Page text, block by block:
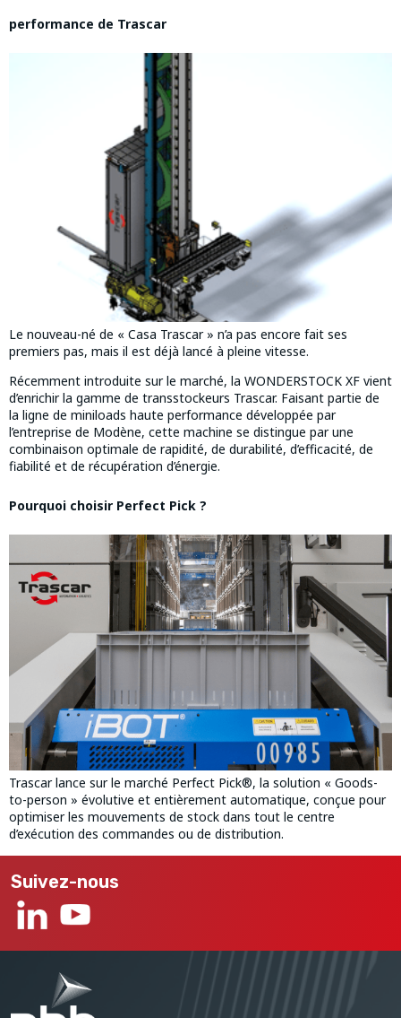
performance de Trascar
Le nouveau-né de « Casa Trascar » n’a pas encore fait ses
premiers pas, mais il est déjà lancé à pleine vitesse.
Récemment introduite sur le marché, la WONDERSTOCK XF vient
d’enrichir la gamme de transstockeurs Trascar. Faisant partie de
la ligne de miniloads haute performance développée par
l’entreprise de Modène, cette machine se distingue par une
combinaison optimale de rapidité, de durabilité, d’efficacité, de
fiabilité et de récupération d’énergie.
Pourquoi choisir Perfect Pick ?
Trascar lance sur le marché Perfect Pick®, la solution « Goods-
to-person » évolutive et entièrement automatique, conçue pour
optimiser les mouvements de stock dans tout le centre
d’exécution des commandes ou de distribution.
Suivez-nous